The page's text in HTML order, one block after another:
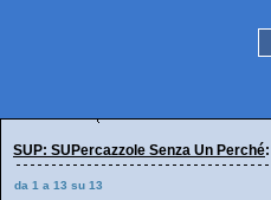
SUP: SUPercazzole Senza Un Perché
da 1 a 13 su 13